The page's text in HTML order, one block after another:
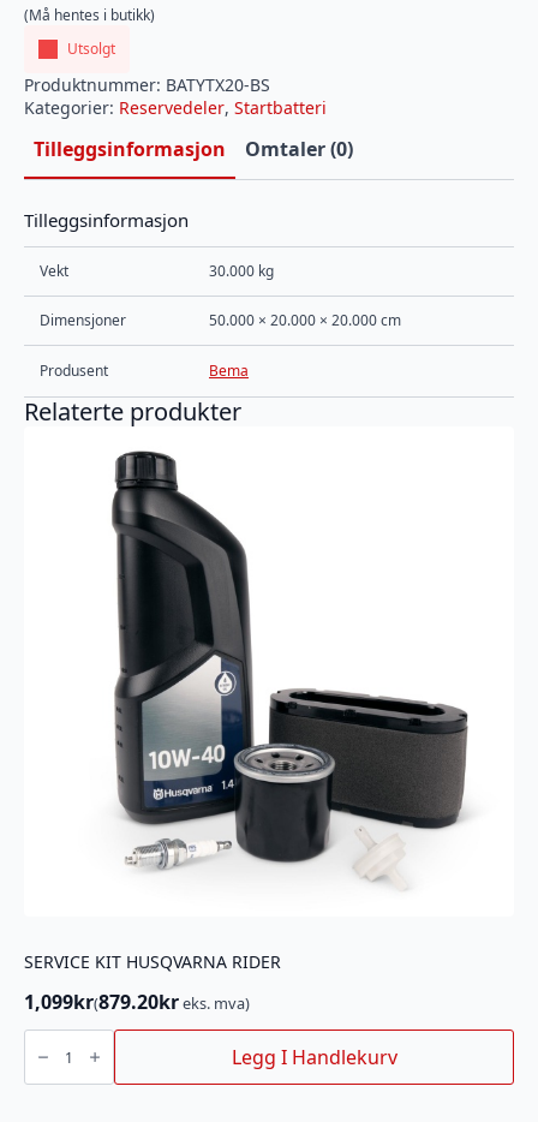
(Må hentes i butikk)
Utsolgt
Produktnummer: BATYTX20-BS
Kategorier: Reservedeler, Startbatteri
Tilleggsinformasjon Omtaler (0)
Tilleggsinformasjon
Vekt 30.000 kg
Dimensjoner 50.000 × 20.000 × 20.000 cm
Produsent Bema
Relaterte produkter
SERVICE KIT HUSQVARNA RIDER
1,099kr(879.20kreks. mva)
SERVICE
HUSQVARNA
RIDER
Legg I Handlekurv